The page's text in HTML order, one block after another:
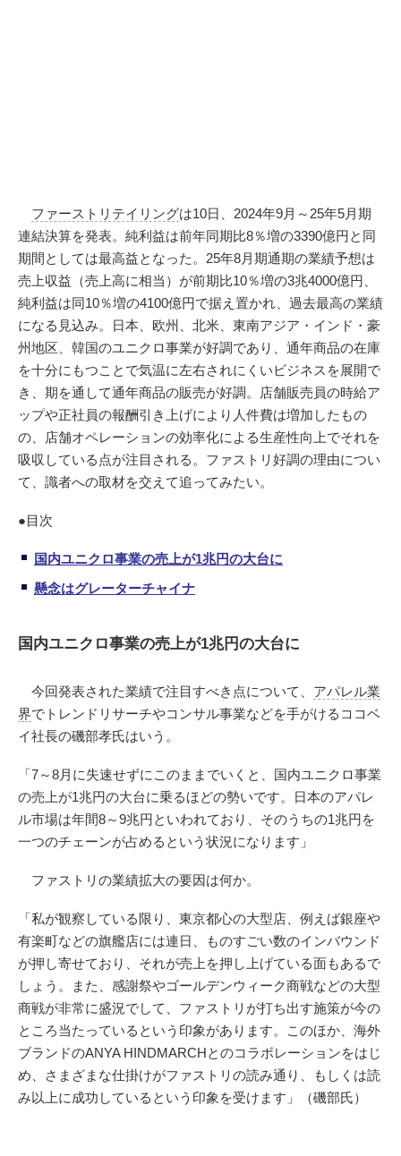
ファーストリテイリングは10日、2024年9月～25年5月期
連結決算を発表。純利益は前年同期比8％増の3390億円と同
期間としては最高益となった。25年8月期通期の業績予想は
売上収益（売上高に相当）が前期比10％増の3兆4000億円、
純利益は同10％増の4100億円で据え置かれ、過去最高の業績
になる見込み。日本、欧州、北米、東南アジア・インド・豪
州地区、韓国のユニクロ事業が好調であり、通年商品の在庫
を十分にもつことで気温に左右されにくいビジネスを展開で
き、期を通して通年商品の販売が好調。店舗販売員の時給ア
ップや正社員の報酬引き上げにより人件費は増加したもの
の、店舗オペレーションの効率化による生産性向上でそれを
吸収している点が注目される。ファストリ好調の理由につい
て、識者への取材を交えて追ってみたい。
●目次
国内ユニクロ事業の売上が1兆円の大台に
懸念はグレーターチャイナ
国内ユニクロ事業の売上が1兆円の大台に
今回発表された業績で注目すべき点について、 アパレル業
界でトレンドリサーチやコンサル事業などを手がけるココベ
イ社長の磯部孝氏はいう。
「7～8月に失速せずにこのままでいくと、国内ユニクロ事業
の売上が1兆円の大台に乗るほどの勢いです。日本のアパレ
ル市場は年間8～9兆円といわれており、そのうちの1兆円を
一つのチェーンが占めるという状況になります」
ファストリの業績拡大の要因は何か。
「私が観察している限り、東京都心の大型店、例えば銀座や
有楽町などの旗艦店には連日、ものすごい数のインバウンド
が押し寄せており、それが売上を押し上げている面もあるで
しょう。また、感謝祭やゴールデンウィーク商戦などの大型
商戦が非常に盛況でして、ファストリが打ち出す施策が今の
ところ当たっているという印象があります。このほか、海外
ブランドのANYA HINDMARCHとのコラボレーションをはじ
め、さまざまな仕掛けがファストリの読み通り、もしくは読
み以上に成功しているという印象を受けます」（磯部氏）